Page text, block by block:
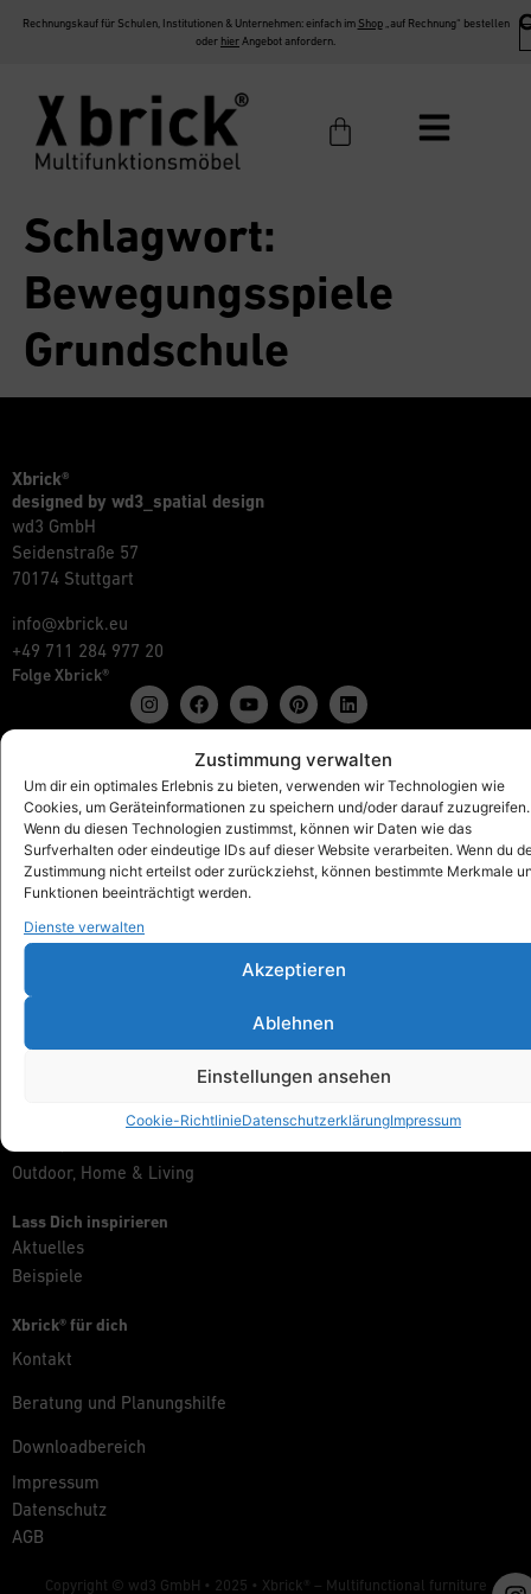
Zustimmung verwalten
Um dir ein optimales Erlebnis zu bieten, verwenden wir Technologien wie
Cookies, um Geräteinformationen zu speichern und/oder darauf zuzugreifen.
Wenn du diesen Technologien zustimmst, können wir Daten wie das
Surfverhalten oder eindeutige IDs auf dieser Website verarbeiten. Wenn du
Zustimmung nicht erteilst oder zurückziehst, können bestimmte Merkmale
Funktionen beeinträchtigt werden.
Dienste verwalten
Akzeptieren
Ablehnen
Einstellungen ansehen
Cookie-RichtlinieDatenschutzerklärungImpressum
Rechnungskauf für Schulen, Institutionen & Unternehmen: einfach im Shop„auf Rechnung“ bestellen
oder hier Angebot anfordern.
Schlagwort:
Bewegungsspiele
Grundschule
Xbrick®
designed by wd3_spatial design
wd3 GmbH
Seidenstraße 57
70174 Stuttgart
info@xbrick.eu
+49 711 284 977 20
Folge Xbrick®
Shop
Alles anzeigen
Xbrick® Das Original
Xbrick® Zubehör
Xbrick® Sets
Xbrick® für
Outdoor, Home & Living
Lass Dich inspirieren
Aktuelles
Beispiele
Xbrick® für dich
Kontakt
Beratung und Planungshilfe
Downloadbereich
Impressum
Datenschutz
AGB
Copyright © wd3 GmbH • 2025 • Xbrick® – Multifunctional furniture